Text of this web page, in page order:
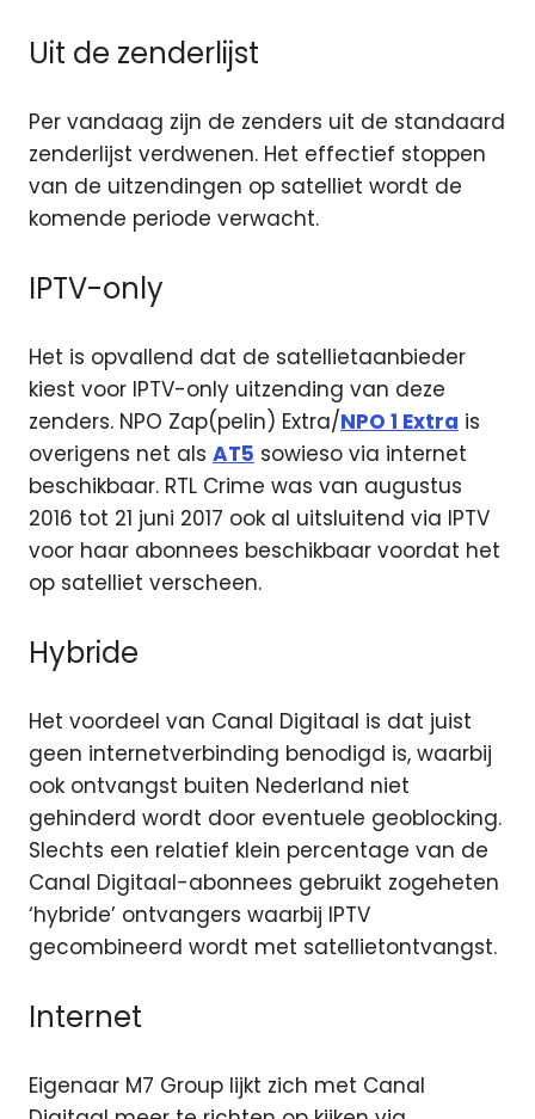
Uit de zenderlijst
Per vandaag zijn de zenders uit de standaard
zenderlijst verdwenen. Het effectief stoppen
van de uitzendingen op satelliet wordt de
komende periode verwacht.
IPTV-only
Het is opvallend dat de satellietaanbieder
kiest voor IPTV-only uitzending van deze
zenders. NPO Zap(pelin) Extra/NPO 1 Extra is
overigens net als AT5 sowieso via internet
beschikbaar. RTL Crime was van augustus
2016 tot 21 juni 2017 ook al uitsluitend via IPTV
voor haar abonnees beschikbaar voordat het
op satelliet verscheen.
Hybride
Het voordeel van Canal Digitaal is dat juist
geen internetverbinding benodigd is, waarbij
ook ontvangst buiten Nederland niet
gehinderd wordt door eventuele geoblocking.
Slechts een relatief klein percentage van de
Canal Digitaal-abonnees gebruikt zogeheten
‘hybride’ ontvangers waarbij IPTV
gecombineerd wordt met satellietontvangst.
Internet
Eigenaar M7 Group lijkt zich met Canal